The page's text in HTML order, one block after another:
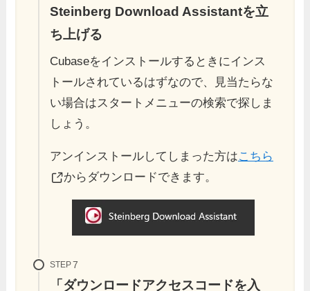
Steinberg Download Assistantを立
ち上げる
Cubaseをインストールするときにインス
トールされているはずなので、見当たらな
い場合はスタートメニューの検索で探しま
しょう。
アンインストールしてしまった方はこちら
からダウンロードできます。
STEP
「ダウンロードアクセスコードを入